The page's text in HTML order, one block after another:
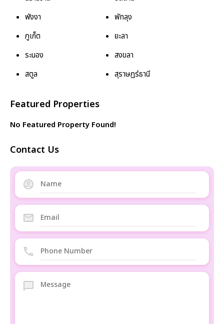
พังงา
พัทลุง
ภูเก็ต
ยะลา
ระนอง
สงขลา
สตูล
สุราษฎร์ธานี
Featured Properties
No Featured Property Found!
Contact Us